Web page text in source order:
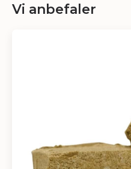
Vi anbefaler